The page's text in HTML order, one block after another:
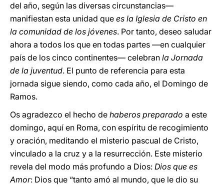
del año, según las diversas circunstancias—
manifiestan esta unidad que es la Iglesia de Cristo en
la comunidad de los jóvenes. Por tanto, deseo saludar
ahora a todos los que en todas partes —en cualquier
país de los cinco continentes— celebran la Jornada
de la juventud. El punto de referencia para esta
jornada sigue siendo, como cada año, el Domingo de
Ramos.
Os agradezco el hecho de haberos preparado a este
domingo, aquí en Roma, con espíritu de recogimiento
y oración, meditando el misterio pascual de Cristo,
vinculado a la cruz y a la resurrección. Este misterio
revela del modo más profundo a Dios: Dios que es
Amor: Dios que “tanto amó al mundo, que le dio su